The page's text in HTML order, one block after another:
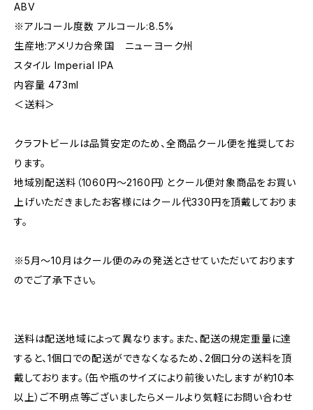
ABV
※アルコール度数 アルコール:8.5%
生産地:アメリカ合衆国 ニューヨーク州
スタイル Imperial IPA
内容量 473ml
＜送料＞
クラフトビールは品質安定のため、全商品クール便を推奨してお
ります。
地域別配送料（1060円～2160円）とクール便対象商品をお買い
上げいただきましたお客様にはクール代330円を頂戴しておりま
す。
※5月～10月はクール便のみの発送とさせていただいております
のでご了承下さい。
送料は配送地域によって異なります。また、配送の規定重量に達
すると、1個口での配送ができなくなるため、2個口分の送料を頂
戴しております。（缶や瓶のサイズにより前後いたしますが約10本
以上）ご不明点等ございましたらメールより気軽にお問い合わせ